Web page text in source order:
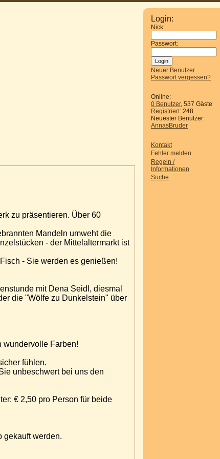
Login:
Nick:
Passwort:
Neuer Benutzer
Passwort vergessen?
Online:
0 Benutzer, 537 Gäste
Registriert: 248
Neuester Benutzer:
AnnasBruder
Kontakt
Fehler melden
Regeln /
Informationen
Suche
zu präsentieren. Über 60
Mandeln umweht die
- der Mittelaltermarkt ist
- Sie werden es genießen!
mit Dena Seidl, diesmal
wundervolle Farben!
fühlen.
unbeschwert bei uns den
€ 2,50 pro Person für beide
gekauft werden.